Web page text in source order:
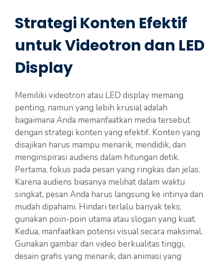
Strategi Konten Efektif
untuk Videotron dan LED
Display
Memiliki videotron atau LED display memang
penting, namun yang lebih krusial adalah
bagaimana Anda memanfaatkan media tersebut
dengan strategi konten yang efektif. Konten yang
disajikan harus mampu menarik, mendidik, dan
menginspirasi audiens dalam hitungan detik.
Pertama, fokus pada pesan yang ringkas dan jelas.
Karena audiens biasanya melihat dalam waktu
singkat, pesan Anda harus langsung ke intinya dan
mudah dipahami. Hindari terlalu banyak teks;
gunakan poin-poin utama atau slogan yang kuat.
Kedua, manfaatkan potensi visual secara maksimal.
Gunakan gambar dan video berkualitas tinggi,
desain grafis yang menarik, dan animasi yang